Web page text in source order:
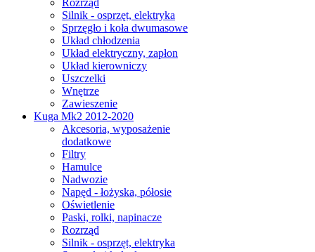
Rozrząd
Silnik - osprzęt, elektryka
Sprzęgło i koła dwumasowe
Układ chłodzenia
Układ elektryczny, zapłon
Układ kierowniczy
Uszczelki
Wnętrze
Zawieszenie
Kuga Mk2 2012-2020
Akcesoria, wyposażenie
dodatkowe
Filtry
Hamulce
Nadwozie
Napęd - łożyska, półosie
Oświetlenie
Paski, rolki, napinacze
Rozrząd
Silnik - osprzęt, elektryka